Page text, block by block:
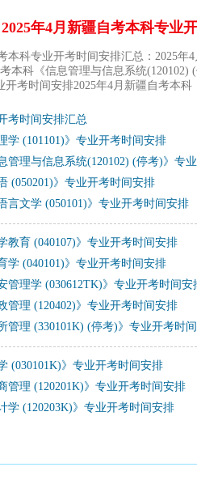
2025年4月新疆自考本科专业
本科专业开考时间安排汇总：2025
本科《信息管理与信息系统(120102)
开考时间安排2025年4月新疆自考本科
考时间安排汇总
学 (101101)》专业开考时间安排
管理与信息系统(120102) (停考)》专
(050201)》专业开考时间安排
言文学 (050101)》专业开考时间安排
教育 (040107)》专业开考时间安排
学 (040101)》专业开考时间安排
管理学 (030612TK)》专业开考时间安
管理 (120402)》专业开考时间安排
管理 (330101K) (停考)》专业开考时
(030101K)》专业开考时间安排
管理 (120201K)》专业开考时间安排
学 (120203K)》专业开考时间安排